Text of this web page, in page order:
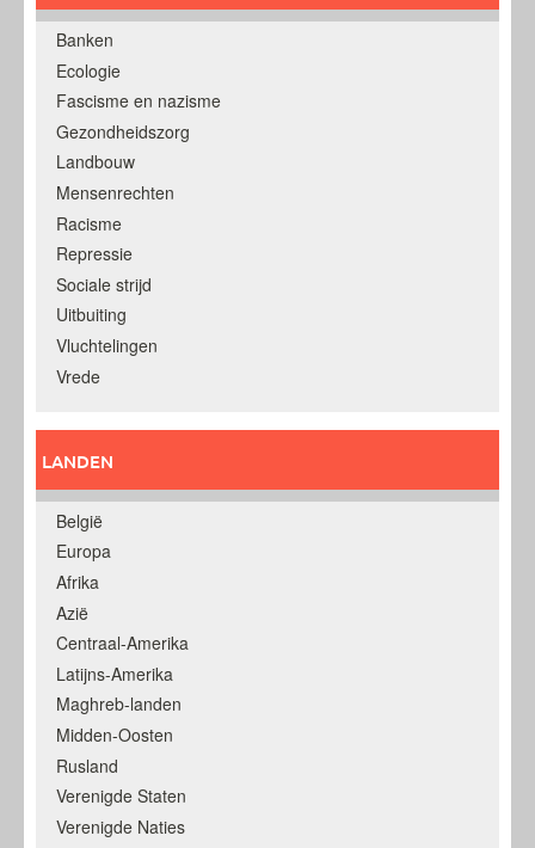
Banken
Ecologie
Fascisme en nazisme
Gezondheidszorg
Landbouw
Mensenrechten
Racisme
Repressie
Sociale strijd
Uitbuiting
Vluchtelingen
Vrede
LANDEN
België
Europa
Afrika
Azië
Centraal-Amerika
Latijns-Amerika
Maghreb-landen
Midden-Oosten
Rusland
Verenigde Staten
Verenigde Naties